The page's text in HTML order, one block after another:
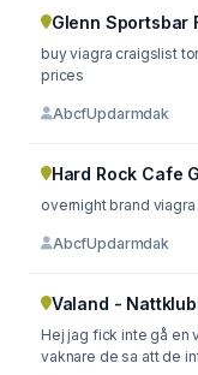
Glenn Sportsbar
buy viagra craigslist
prices
AbcfUpdarmdak
Hard Rock Cafe
AbcfUpdarmdak
Valand -
Hej jag fick inte gå en
vaknare de sa att de